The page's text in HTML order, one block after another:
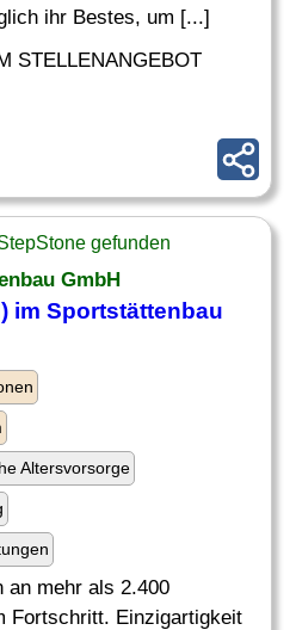
ihr Bestes, um [...]
STELLENANGEBOT
gefunden
GmbH
im Sportstättenbau
Altersvorsorge
an mehr als 2.400
Fortschritt. Einzigartigkeit